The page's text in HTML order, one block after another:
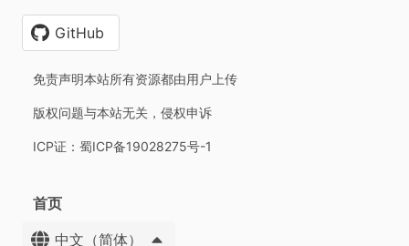
GitHub
免责声明本站所有资源都由用户上传
版权问题与本站无关，侵权申诉
ICP证：蜀ICP备19028275号-1
首页
中文（简体）